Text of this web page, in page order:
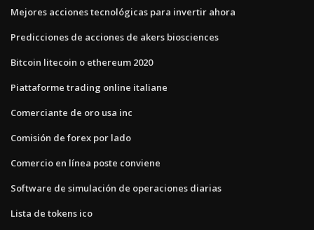
Mejores acciones tecnológicas para invertir ahora
Predicciones de acciones de akers biosciences
Bitcoin litecoin o ethereum 2020
Piattaforme trading online italiane
Comerciante de oro usa inc
Comisión de forex por lado
Comercio en línea poste conviene
Software de simulación de operaciones diarias
Lista de tokens ico